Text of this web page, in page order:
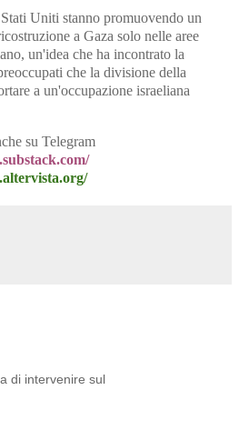
Uniti stanno promuovendo un
a Gaza solo nelle aree
un'idea che ha incontrato la
che la divisione della
a un'occupazione israeliana
su Telegram
di intervenire sul